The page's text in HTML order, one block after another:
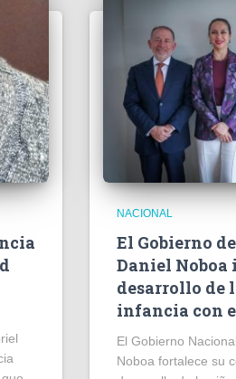
NACIONAL
El Gobierno
Daniel Noboa
desarrollo de
infancia con
El Gobierno
Noboa fortalece su